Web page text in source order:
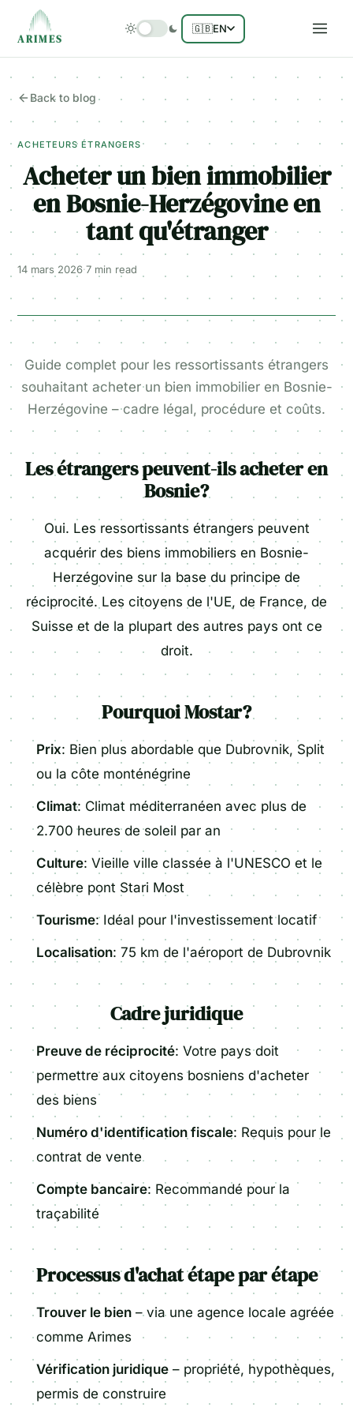
ARIMES
🇬🇧EN
Back to blog
ACHETEURS ÉTRANGERS
Acheter un bien immobilier
en Bosnie-Herzégovine en
tant qu'étranger
14 mars 2026·7 min read
Guide complet pour les ressortissants étrangers
souhaitant acheter un bien immobilier en Bosnie-
Herzégovine – cadre légal, procédure et coûts.
Les étrangers peuvent-ils acheter en
Bosnie?
Oui. Les ressortissants étrangers peuvent
acquérir des biens immobiliers en Bosnie-
Herzégovine sur la base du principe de
réciprocité. Les citoyens de l'UE, de France, de
Suisse et de la plupart des autres pays ont ce
droit.
Pourquoi Mostar?
Prix: Bien plus abordable que Dubrovnik, Split
ou la côte monténégrine
Climat: Climat méditerranéen avec plus de
2.700 heures de soleil par an
Culture: Vieille ville classée à l'UNESCO et le
célèbre pont Stari Most
Tourisme: Idéal pour l'investissement locatif
Localisation: 75 km de l'aéroport de Dubrovnik
Cadre juridique
Preuve de réciprocité: Votre pays doit
permettre aux citoyens bosniens d'acheter
des biens
Numéro d'identification fiscale: Requis pour le
contrat de vente
Compte bancaire: Recommandé pour la
traçabilité
Processus d'achat étape par étape
Trouver le bien – via une agence locale agréée
comme Arimes
Vérification juridique – propriété, hypothèques,
permis de construire